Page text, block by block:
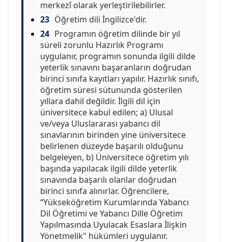
merkezî olarak yerleştirilebilirler.
23 Öğretim dili İngilizce'dir.
24 Programın öğretim dilinde bir yıl
süreli zorunlu Hazırlık Programı
uygulanır, programın sonunda ilgili dilde
yeterlik sınavını başaranların doğrudan
birinci sınıfa kayıtları yapılır. Hazırlık sınıfı,
öğretim süresi sütununda gösterilen
yıllara dahil değildir. İlgili dil için
üniversitece kabul edilen; a) Ulusal
ve/veya Uluslararası yabancı dil
sınavlarının birinden yine üniversitece
belirlenen düzeyde başarılı olduğunu
belgeleyen, b) Üniversitece öğretim yılı
başında yapılacak ilgili dilde yeterlik
sınavında başarılı olanlar doğrudan
birinci sınıfa alınırlar. Öğrencilere,
“Yükseköğretim Kurumlarında Yabancı
Dil Öğretimi ve Yabancı Dille Öğretim
Yapılmasında Uyulacak Esaslara İlişkin
Yönetmelik" hükümleri uygulanır.